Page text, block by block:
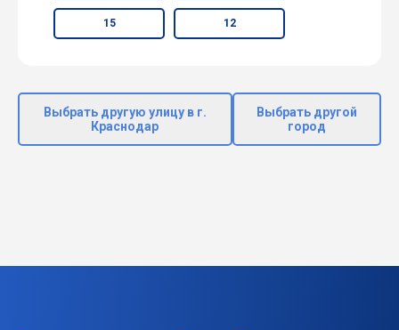
15 12
Выбрать другую улицу в г.
Краснодар
Выбрать другой
город